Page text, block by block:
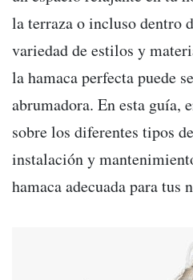
la terraza o incluso dentro
variedad de estilos y
la hamaca perfecta puede
abrumadora. En esta guía,
sobre los diferentes tipos
instalación y
hamaca adecuada para tus